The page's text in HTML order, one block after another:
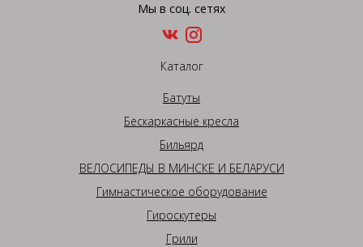
Мы в соц. сетях
Каталог
Батуты
Бескаркасные кресла
Бильярд
ВЕЛОСИПЕДЫ В МИНСКЕ И БЕЛАРУСИ
Гимнастическое оборудование
Гироскутеры
Грили